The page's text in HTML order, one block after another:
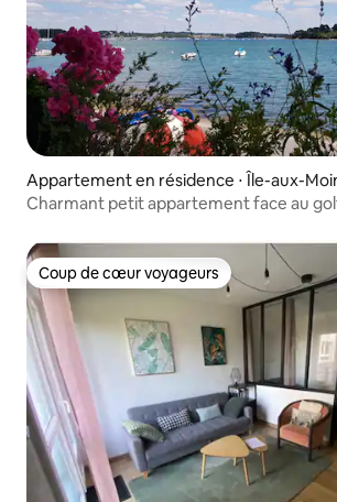
Appartement en résidence ⋅ Île-aux-
Charmant petit appartement face au
Coup de cœur voyageurs
Coup de cœur voyageurs